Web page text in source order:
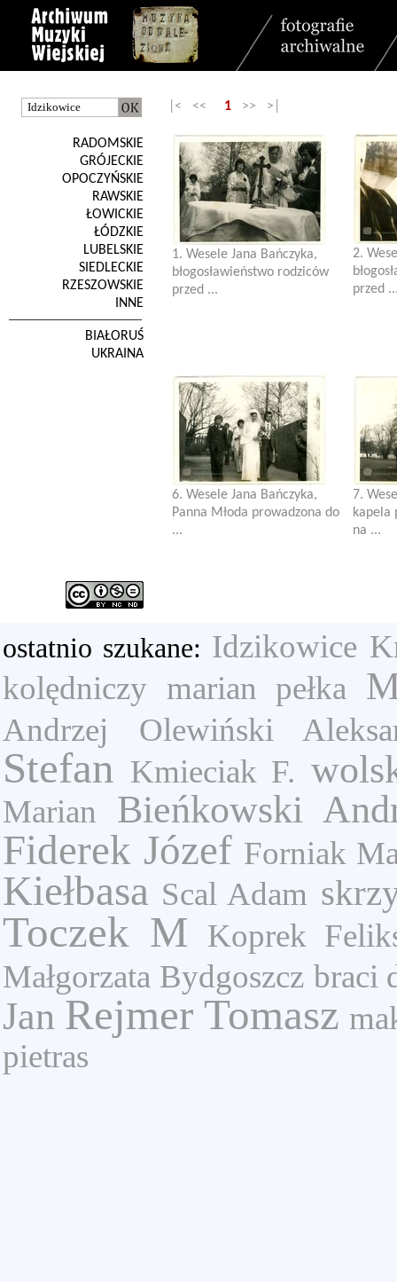
RADOMSKIE
GRÓJECKIE
OPOCZYŃSKIE
RAWSKIE
ŁOWICKIE
ŁÓDZKIE
LUBELSKIE
SIEDLECKIE
RZESZOWSKIE
INNE
BIAŁORUŚ
UKRAINA
|< << 1 >> >|
1. Wesele Jana Bańczyka,
błogosławieństwo rodziców
przed ...
2.
przed
6. Wesele Jana Bańczyka,
Panna Młoda prowadzona do
...
7.
kapela
na ...
ostatnio szukane: Idzikowice
kolędniczy marian pełka
Andrzej Olewiński
Stefan Kmieciak F.
Marian Bieńkowski
Fiderek Józef Forniak
Kiełbasa Scal Adam
Toczek M Koprek
Małgorzata Bydgoszcz braci
Jan Rejmer Tomasz
pietras